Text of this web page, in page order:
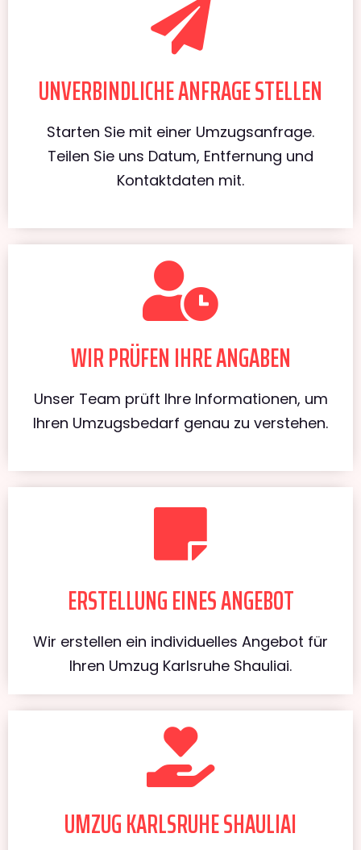
UNVERBINDLICHE ANFRAGE STELLEN
Starten Sie mit einer Umzugsanfrage.
Teilen Sie uns Datum, Entfernung und
Kontaktdaten mit.
WIR PRÜFEN IHRE ANGABEN
Unser Team prüft Ihre Informationen, um
Ihren Umzugsbedarf genau zu verstehen.
ERSTELLUNG EINES ANGEBOT
Wir erstellen ein individuelles Angebot für
Ihren Umzug Karlsruhe Shauliai.
UMZUG KARLSRUHE SHAULIAI